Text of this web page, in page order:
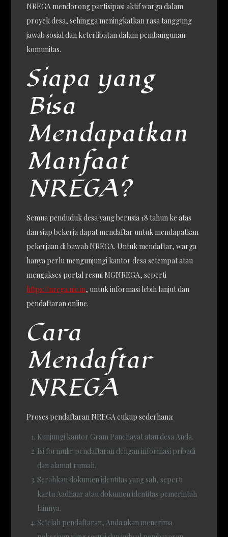
NREGA mendorong partisipasi aktif warga dalam
proyek desa, sehingga meningkatkan rasa tanggung
jawab sosial dan keterlibatan dalam pembangunan
komunitas.
Siapa yang
Bisa
Mendapatkan
Manfaat
NREGA?
Semua penduduk desa yang berusia 18 tahun ke atas
dan siap bekerja dapat mendaftar untuk mendapatkan
pekerjaan di bawah NREGA. Untuk mendaftar, warga
hanya perlu mengunjungi kantor desa setempat atau
mengakses portal resmi MGNREGA, seperti
https://nrega.nic.in, untuk informasi lebih lanjut dan
pendaftaran online.
Cara
Mendaftar
NREGA
Proses pendaftaran NREGA cukup sederhana:
Kunjungi kantor Gram Panchayat atau desa Anda.
Isi formulir pendaftaran dengan informasi pribadi
dan alamat rumah.
Serahkan dokumen identitas yang sah, seperti
kartu Aadhaar atau dokumen identitas pemerintah
lainnya.
Setelah pendaftaran, Anda akan menerima